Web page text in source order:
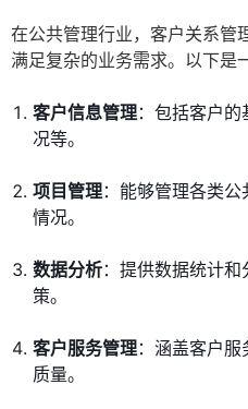
在公共管理行业，客户关系管
满足复杂的业务需求。以下是
客户信息管理：包括客户
况等。
项目管理：能够管理各类
情况。
数据分析：提供数据统计
策。
客户服务管理：涵盖客户
质量。